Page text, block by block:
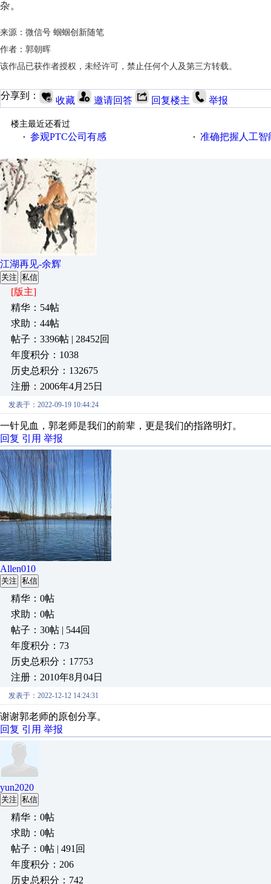
杂。
来源：微信号 蝈蝈创新随笔
作者：郭朝晖
该作品已获作者授权，未经许可，禁止任何个人及第三方转载。
分享到： 收藏 邀请回答 回复楼主 举报
楼主最近还看过
· 参观PTC公司有感 · 准确把握人工
江湖再见-余辉
关注 私信
[版主]
精华：54帖
求助：44帖
帖子：3396帖 | 28452回
年度积分：1038
历史总积分：132675
注册：2006年4月25日
发表于：2022-09-19 10:44:24
一针见血，郭老师是我们的前辈，更是我们的指路明灯。
回复 引用 举报
Allen010
关注 私信
精华：0帖
求助：0帖
帖子：30帖 | 544回
年度积分：73
历史总积分：17753
注册：2010年8月04日
发表于：2022-12-12 14:24:31
谢谢郭老师的原创分享。
回复 引用 举报
yun2020
关注 私信
精华：0帖
求助：0帖
帖子：0帖 | 491回
年度积分：206
历史总积分：742